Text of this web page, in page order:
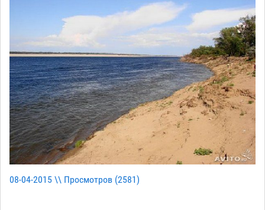
08-04-2015 \\ Просмотров (2581)